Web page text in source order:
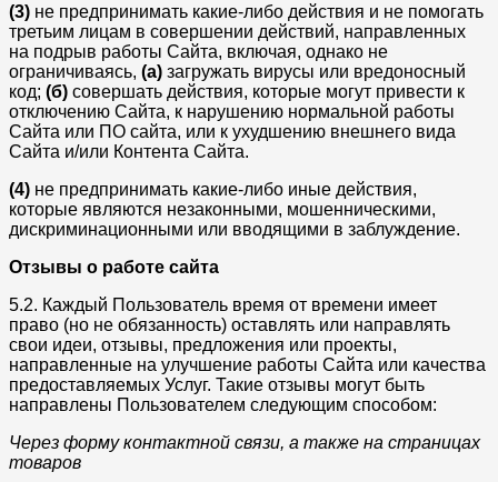
(3) не предпринимать какие-либо действия и не помогать
третьим лицам в совершении действий, направленных
на подрыв работы Сайта, включая, однако не
ограничиваясь, (а) загружать вирусы или вредоносный
код; (б) совершать действия, которые могут привести к
отключению Сайта, к нарушению нормальной работы
Сайта или ПО сайта, или к ухудшению внешнего вида
Сайта и/или Контента Сайта.
(4) не предпринимать какие-либо иные действия,
которые являются незаконными, мошенническими,
дискриминационными или вводящими в заблуждение.
Отзывы о работе сайта
5.2. Каждый Пользователь время от времени имеет
право (но не обязанность) оставлять или направлять
свои идеи, отзывы, предложения или проекты,
направленные на улучшение работы Сайта или качества
предоставляемых Услуг. Такие отзывы могут быть
направлены Пользователем следующим способом:
Через форму контактной связи, а также на страницах
товаров